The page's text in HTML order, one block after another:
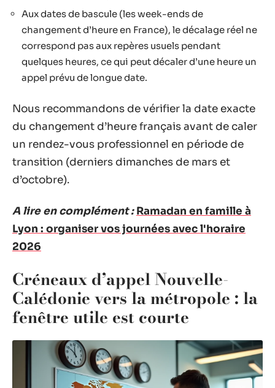
Aux dates de bascule (les week-ends de
changement d’heure en France), le décalage réel ne
correspond pas aux repères usuels pendant
quelques heures, ce qui peut décaler d’une heure un
appel prévu de longue date.
Nous recommandons de vérifier la date exacte
du changement d’heure français avant de caler
un rendez-vous professionnel en période de
transition (derniers dimanches de mars et
d’octobre).
A lire en complément : Ramadan en famille à
Lyon : organiser vos journées avec l'horaire
2026
Créneaux d’appel Nouvelle-
Calédonie vers la métropole : la
fenêtre utile est courte